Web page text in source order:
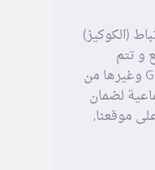
(الكوكيز)
و تتم
مشاركة بعض المعلومات مع Google وغيرها من
لضمان
موقعنا,